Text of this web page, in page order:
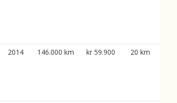
2014 146.000 km kr 59.900 20 km